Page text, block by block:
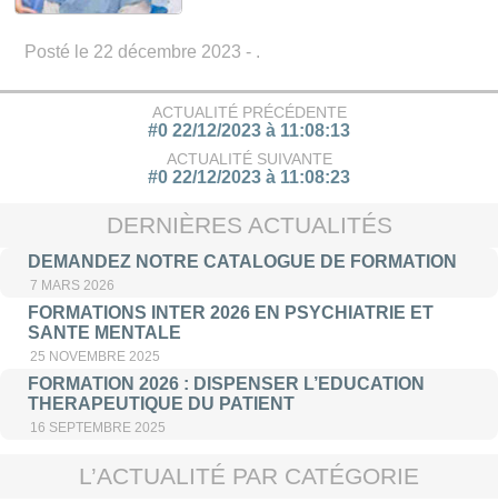
Posté le 22 décembre 2023 - .
ACTUALITÉ PRÉCÉDENTE
#0 22/12/2023 à 11:08:13
ACTUALITÉ SUIVANTE
#0 22/12/2023 à 11:08:23
DERNIÈRES ACTUALITÉS
DEMANDEZ NOTRE CATALOGUE DE FORMATION
7 MARS 2026
FORMATIONS INTER 2026 EN PSYCHIATRIE ET
SANTE MENTALE
25 NOVEMBRE 2025
FORMATION 2026 : DISPENSER L’EDUCATION
THERAPEUTIQUE DU PATIENT
16 SEPTEMBRE 2025
L’ACTUALITÉ PAR CATÉGORIE